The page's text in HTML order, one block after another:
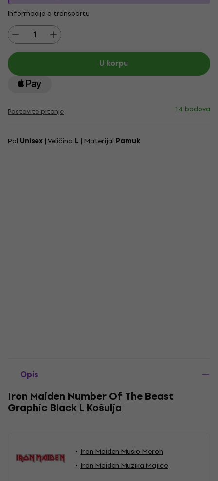
Informacije o transportu
U korpu
Postavite pitanje 14 bodova
Pol Unisex | Veličina L | Materijal Pamuk
Opis
Iron Maiden Number Of The Beast
Graphic Black L Košulja
Iron Maiden Music Merch
Iron Maiden Muzika Majice